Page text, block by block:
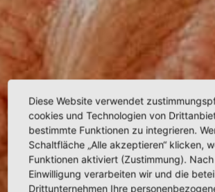
Diese Website verwendet
cookies und Technologien von
bestimmte Funktionen zu integrieren.
Schaltfläche „Alle akzeptieren“ klicken,
Funktionen aktiviert (Zustimmung).
Einwilligung verarbeiten wir und die
Drittunternehmen Ihre